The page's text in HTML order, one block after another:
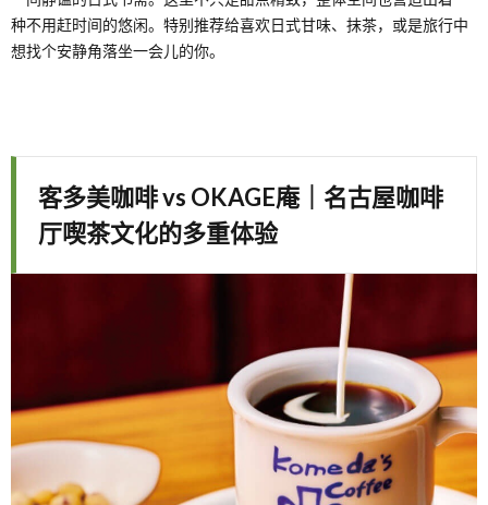
种不用赶时间的悠闲。特别推荐给喜欢日式甘味、抹茶，或是旅行中
想找个安静角落坐一会儿的你。
客多美咖啡 vs OKAGE庵｜名古屋咖啡
厅喫茶文化的多重体验